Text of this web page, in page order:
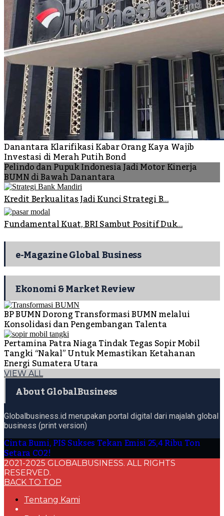
Danantara Klarifikasi Kabar Orang Kaya Wajib
Investasi di Merah Putih Bond
Pelindo dan Pupuk Indonesia Jadi Motor Kinerja
BUMN di Bawah Danantara
Kredit Berkualitas Jadi Kunci Strategi B...
Fundamental Kuat, BRI Sambut Positif Duk...
e-Magazine Global Business
Ekonomi & Market Review
BP BUMN Dorong Transformasi BUMN melalui
Konsolidasi dan Pengembangan Talenta
Pertamina Patra Niaga Tindak Tegas Sopir Mobil
Tangki “Nakal” Untuk Memastikan Ketahanan
Energi Sumatera Utara
VIEW ALL
About GlobalBusiness
Globalbusiness.id merupakan portal digital dari majalah global
business (print version)
Cinta Bumi, PIS Sukses Tekan Emisi 25,4 Ribu Ton
Setara CO2!
2021-2025 GLOBALBUSINESS. ALL RIGHTS
RESERVED.
BACK TO TOP
Tentang Kami